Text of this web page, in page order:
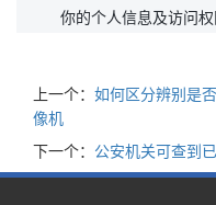
你的个人信息及访问
上一个： 如何区分辨别是
像机
下一个： 公安机关可查到